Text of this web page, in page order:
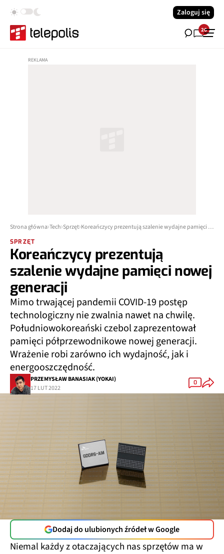
Zaloguj się
26
Strona główna Tech Sprzęt Koreańczycy prezentują szalenie wydajne pamięci nowej generacji
SPRZĘT
Koreańczycy prezentują
szalenie wydajne pamięci nowej
generacji
Mimo trwającej pandemii COVID-19 postęp
technologiczny nie zwalnia nawet na chwilę.
Południowokoreański czebol zaprezentował
pamięci półprzewodnikowe nowej generacji.
Wrażenie robi zarówno ich wydajność, jak i
energooszczędność.
PRZEMYSŁAW BANASIAK (YOKAI)
17 LUT 2022
0
Dodaj do ulubionych źródeł w Google
Niemal każdy z otaczających nas sprzętów ma w